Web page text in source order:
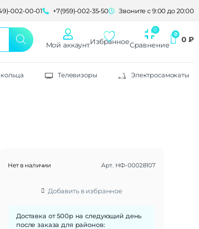
002-00-01 +7(959)-002-35-50 Звоните с 9:00 до 20:00
Мой аккаунтИзбранноеСравнение
0 ₽
Телевизоры Электросамокаты
Нет в наличии Арт. НФ-00028107
Добавить в избранное
Доставка от 500р на следующий день
после заказа для районов: